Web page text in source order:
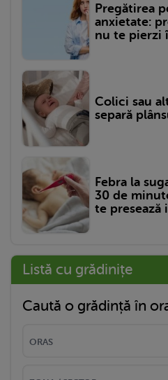
Pregătirea
anxietate:
nu te pierzi
Colici sau
separă
Febra la
30 de
te
Listă cu grădinițe
Caută o grădință în